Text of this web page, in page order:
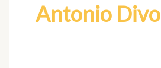
Antonio Divo